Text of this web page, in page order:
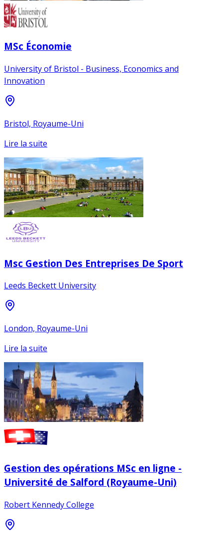
MSc Économie
University of Bristol - Business, Economics and
Innovation
Bristol, Royaume-Uni
Lire la suite
Msc Gestion Des Entreprises De Sport
Leeds Beckett University
London, Royaume-Uni
Lire la suite
Gestion des opérations MSc en ligne -
Université de Salford (Royaume-Uni)
Robert Kennedy College